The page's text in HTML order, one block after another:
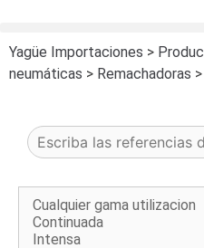
Yagüe Importaciones >
neumáticas > Remachadoras >